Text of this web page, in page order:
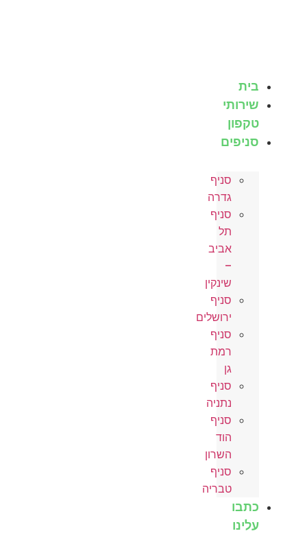
בית
שירותי
טקפון
סניפים
סניף
גדרה
סניף
תל
אביב
–
שינקין
סניף
ירושלים
סניף
רמת
גן
סניף
נתניה
סניף
הוד
השרון
סניף
טבריה
כתבו
עלינו